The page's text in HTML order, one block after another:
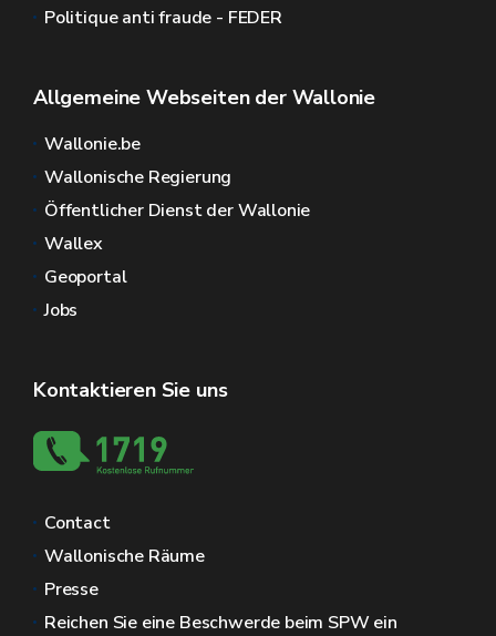
Politique anti fraude - FEDER
Allgemeine Webseiten der Wallonie
Wallonie.be
Wallonische Regierung
Öffentlicher Dienst der Wallonie
Wallex
Geoportal
Jobs
Kontaktieren Sie uns
Contact
Wallonische Räume
Presse
Reichen Sie eine Beschwerde beim SPW ein